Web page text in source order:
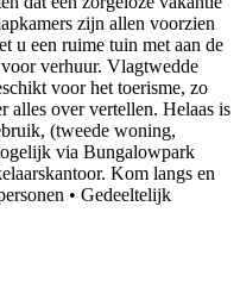
zijn allen voorzien
u een ruime tuin met aan de
verhuur. Vlagtwedde
voor het toerisme, zo
alles over vertellen. Helaas is
(tweede woning,
via Bungalowpark
Kom langs en
• Gedeeltelijk